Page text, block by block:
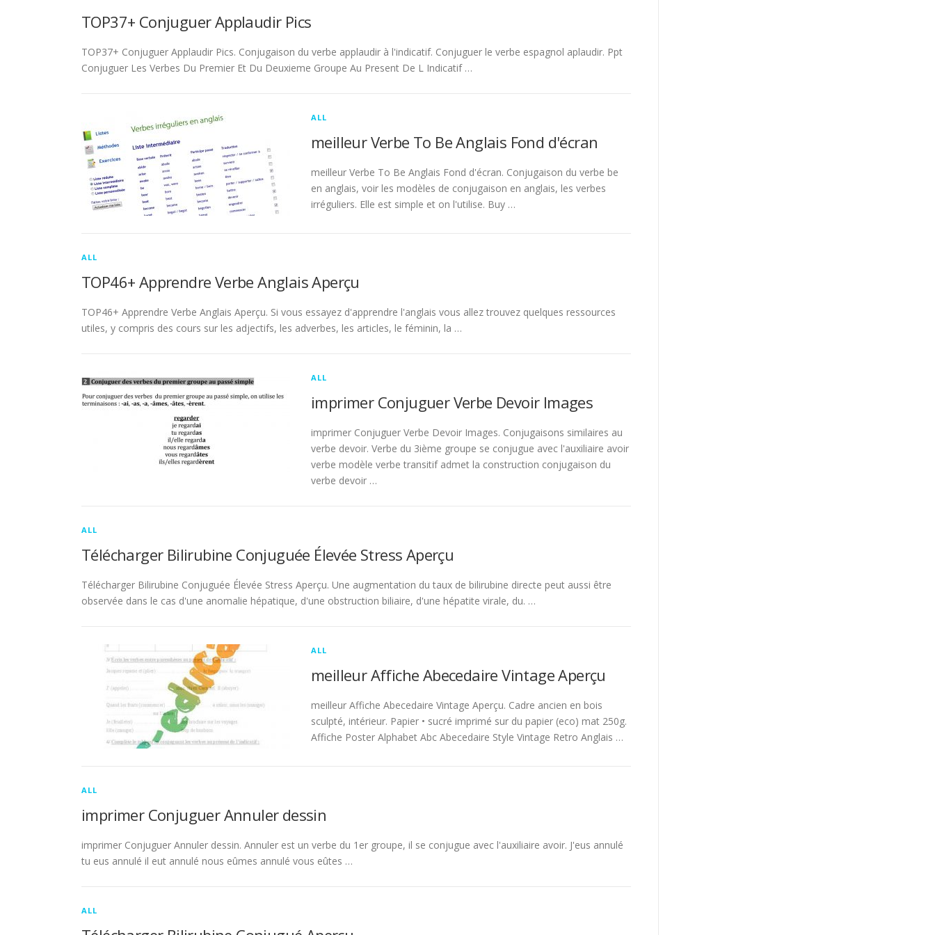
TOP37+ Conjuguer Applaudir Pics
TOP37+ Conjuguer Applaudir Pics. Conjugaison du verbe applaudir à l'indicatif. Conjuguer le verbe espagnol aplaudir. Ppt
Conjuguer Les Verbes Du Premier Et Du Deuxieme Groupe Au Present De L Indicatif …
ALL
meilleur Verbe To Be Anglais Fond d'écran
meilleur Verbe To Be Anglais Fond d'écran. Conjugaison du verbe be
en anglais, voir les modèles de conjugaison en anglais, les verbes
irréguliers. Elle est simple et on l'utilise. Buy …
ALL
TOP46+ Apprendre Verbe Anglais Aperçu
TOP46+ Apprendre Verbe Anglais Aperçu. Si vous essayez d'apprendre l'anglais vous allez trouvez quelques ressources
utiles, y compris des cours sur les adjectifs, les adverbes, les articles, le féminin, la …
ALL
imprimer Conjuguer Verbe Devoir Images
imprimer Conjuguer Verbe Devoir Images. Conjugaisons similaires au
verbe devoir. Verbe du 3ième groupe se conjugue avec l'auxiliaire avoir
verbe modèle verbe transitif admet la construction conjugaison du
verbe devoir …
ALL
Télécharger Bilirubine Conjuguée Élevée Stress Aperçu
Télécharger Bilirubine Conjuguée Élevée Stress Aperçu. Une augmentation du taux de bilirubine directe peut aussi être
observée dans le cas d'une anomalie hépatique, d'une obstruction biliaire, d'une hépatite virale, du. …
ALL
meilleur Affiche Abecedaire Vintage Aperçu
meilleur Affiche Abecedaire Vintage Aperçu. Cadre ancien en bois
sculpté, intérieur. Papier • sucré imprimé sur du papier (eco) mat 250g.
Affiche Poster Alphabet Abc Abecedaire Style Vintage Retro Anglais …
ALL
imprimer Conjuguer Annuler dessin
imprimer Conjuguer Annuler dessin. Annuler est un verbe du 1er groupe, il se conjugue avec l'auxiliaire avoir. J'eus annulé
tu eus annulé il eut annulé nous eûmes annulé vous eûtes …
ALL